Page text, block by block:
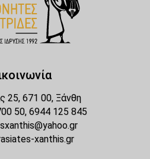
25, 671 00, Ξάνθη
50, 6944 125 845
xanthis.gr